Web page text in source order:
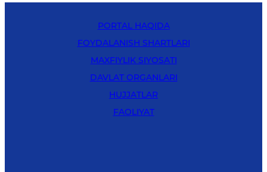
PORTAL HAQIDA
FOYDALANISH SHARTLARI
MAXFIYLIK SIYOSATI
DAVLAT ORGANLARI
HUJJATLAR
FAOLIYAT